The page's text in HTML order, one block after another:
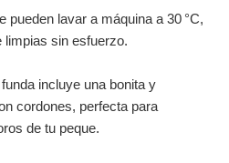
pueden lavar a máquina a 30 °C,
limpias sin esfuerzo.
incluye una bonita y
cordones, perfecta para
de tu peque.